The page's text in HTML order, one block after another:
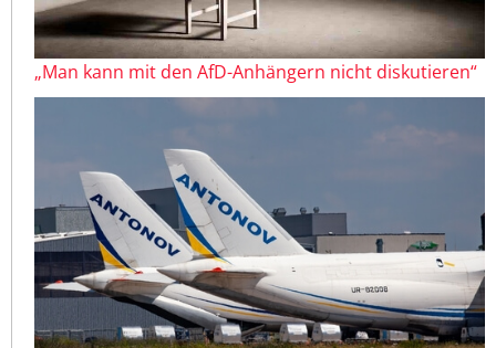
„Man kann mit den AfD-Anhängern nicht diskutieren“